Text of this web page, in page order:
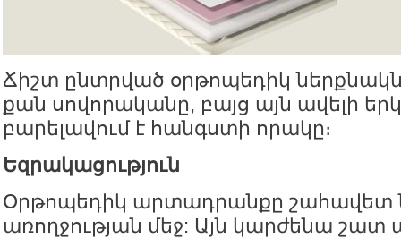
Ճիշտ ընտրված օրթոպեդիկ
քան սովորականը, բայց այն ավելի
բարելավում է հանգստի որակը։
Եզրակացություն
Օրթոպեդիկ արտադրանքը շահավետ
առողջության մեջ: Այն կարժենա շատ